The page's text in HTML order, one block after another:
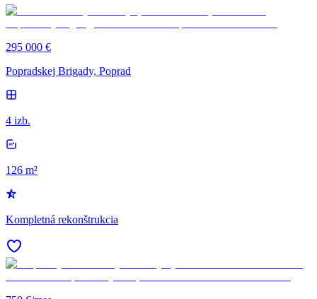
295 000 €
Popradskej Brigady, Poprad
4 izb.
126 m²
Kompletná rekonštrukcia